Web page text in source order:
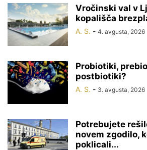
Vročinski val v
kopališča
A. S. - 4. avgusta, 2026
Probiotiki,
postbiotiki?
A. S. - 3. avgusta, 2026
Potrebujete
novem zgodilo,
poklicali...